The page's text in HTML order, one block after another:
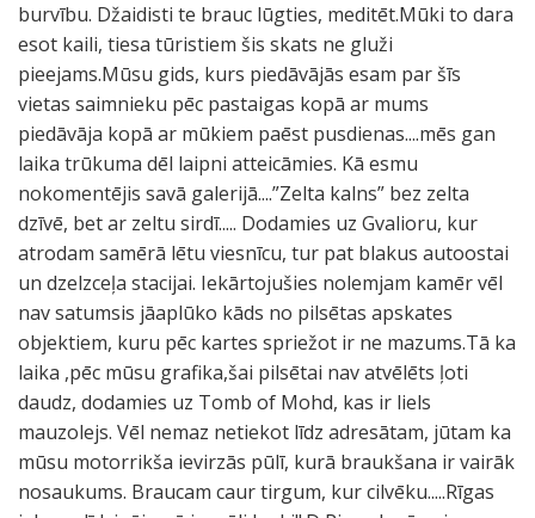
burvību. Džaidisti te brauc lūgties, meditēt.Mūki to dara
esot kaili, tiesa tūristiem šis skats ne gluži
pieejams.Mūsu gids, kurs piedāvājās esam par šīs
vietas saimnieku pēc pastaigas kopā ar mums
piedāvāja kopā ar mūkiem paēst pusdienas....mēs gan
laika trūkuma dēl laipni atteicāmies. Kā esmu
nokomentējis savā galerijā....”Zelta kalns” bez zelta
dzīvē, bet ar zeltu sirdī..... Dodamies uz Gvalioru, kur
atrodam samērā lētu viesnīcu, tur pat blakus autoostai
un dzelzceļa stacijai. Iekārtojušies nolemjam kamēr vēl
nav satumsis jāaplūko kāds no pilsētas apskates
objektiem, kuru pēc kartes spriežot ir ne mazums.Tā ka
laika ,pēc mūsu grafika,šai pilsētai nav atvēlēts ļoti
daudz, dodamies uz Tomb of Mohd, kas ir liels
mauzolejs. Vēl nemaz netiekot līdz adresātam, jūtam ka
mūsu motorrikša ievirzās pūlī, kurā braukšana ir vairāk
nosaukums. Braucam caur tirgum, kur cilvēku.....Rīgas